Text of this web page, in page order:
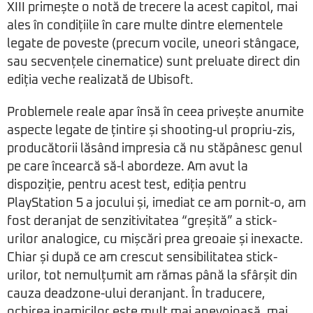
XIII primește o notă de trecere la acest capitol, mai
ales în condițiile în care multe dintre elementele
legate de poveste (precum vocile, uneori stângace,
sau secvențele cinematice) sunt preluate direct din
ediția veche realizată de Ubisoft.
Problemele reale apar însă în ceea privește anumite
aspecte legate de țintire și shooting-ul propriu-zis,
producătorii lăsând impresia că nu stăpânesc genul
pe care încearcă să-l abordeze. Am avut la
dispoziție, pentru acest test, ediția pentru
PlayStation 5 a jocului și, imediat ce am pornit-o, am
fost deranjat de senzitivitatea “greșită” a stick-
urilor analogice, cu mișcări prea greoaie și inexacte.
Chiar și după ce am crescut sensibilitatea stick-
urilor, tot nemulțumit am rămas până la sfârșit din
cauza deadzone-ului deranjant. În traducere,